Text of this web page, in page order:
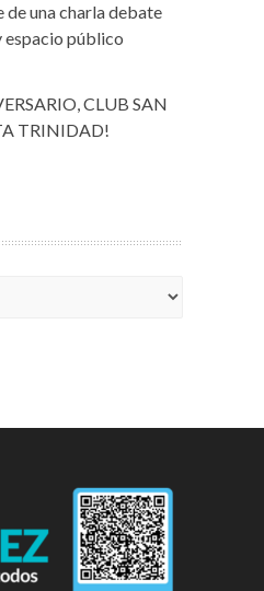
de una charla debate
espacio público
CLUB SAN
TRINIDAD!